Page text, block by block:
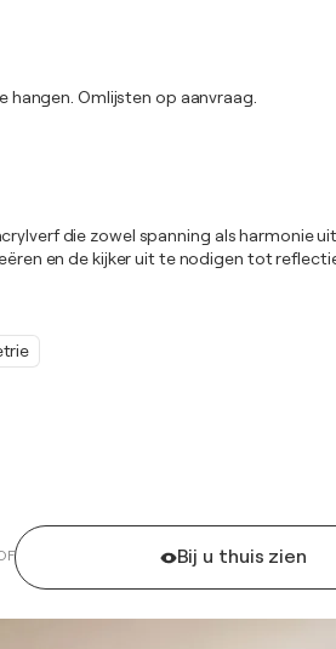
Bij u thuis zien
Omlijsten op aanvraag.
die zowel spanning als harmonie
en de kijker uit te nodigen tot